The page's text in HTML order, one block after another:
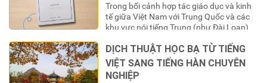
Trong bối cảnh hợp tác giáo dục và kinh
tế giữa Việt Nam với Trung Quốc và các
khu vực nói tiếng Trung (như Đài Loan)
Việt Nam chọn đây là điểm đến học tập
không ngừng tăng lên. Khi hoàn thành
chương trình học, một…
DỊCH THUẬT HỌC BẠ TỪ TIẾNG
VIỆT SANG TIẾNG HÀN CHUYÊN
NGHIỆP